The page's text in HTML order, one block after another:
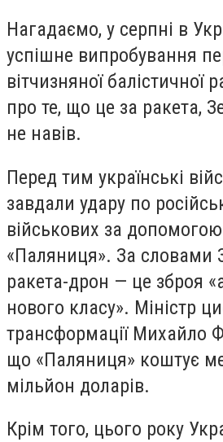
Нагадаємо, у серпні в
успішне випробування
вітчизняної балістичної
про те, що це за ракета,
не навів.
Перед тим українські
завдали удару по
військових за
«Паляниця». За словами
ракета-дрон — це зброя
нового класу». Міністр
трансформації Михайло
що «Паляниця» коштує
мільйон доларів.
Крім того, цього року